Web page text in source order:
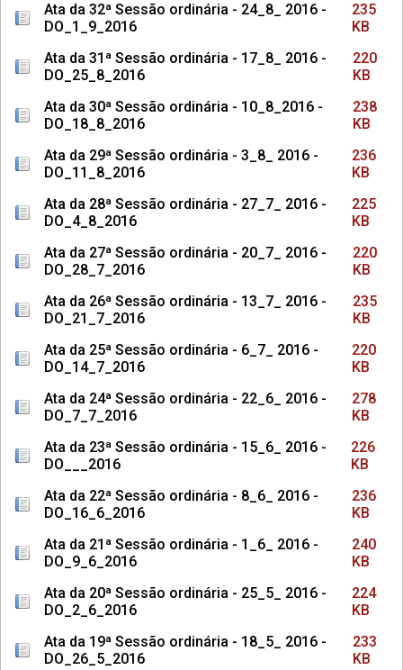
Ata da 32ª Sessão ordinária - 24_8_ 2016 -
DO_1_9_2016
235
KB
Ata da 31ª Sessão ordinária - 17_8_ 2016 -
DO_25_8_2016
220
KB
Ata da 30ª Sessão ordinária - 10_8_2016 -
DO_18_8_2016
238
KB
Ata da 29ª Sessão ordinária - 3_8_ 2016 -
DO_11_8_2016
236
KB
Ata da 28ª Sessão ordinária - 27_7_ 2016 -
DO_4_8_2016
225
KB
Ata da 27ª Sessão ordinária - 20_7_ 2016 -
DO_28_7_2016
220
KB
Ata da 26ª Sessão ordinária - 13_7_ 2016 -
DO_21_7_2016
235
KB
Ata da 25ª Sessão ordinária - 6_7_ 2016 -
DO_14_7_2016
220
KB
Ata da 24ª Sessão ordinária - 22_6_ 2016 -
DO_7_7_2016
278
KB
Ata da 23ª Sessão ordinária - 15_6_ 2016 -
DO___2016
226
KB
Ata da 22ª Sessão ordinária - 8_6_ 2016 -
DO_16_6_2016
236
KB
Ata da 21ª Sessão ordinária - 1_6_ 2016 -
DO_9_6_2016
240
KB
Ata da 20ª Sessão ordinária - 25_5_ 2016 -
DO_2_6_2016
224
KB
Ata da 19ª Sessão ordinária - 18_5_ 2016 -
DO_26_5_2016
233
KB